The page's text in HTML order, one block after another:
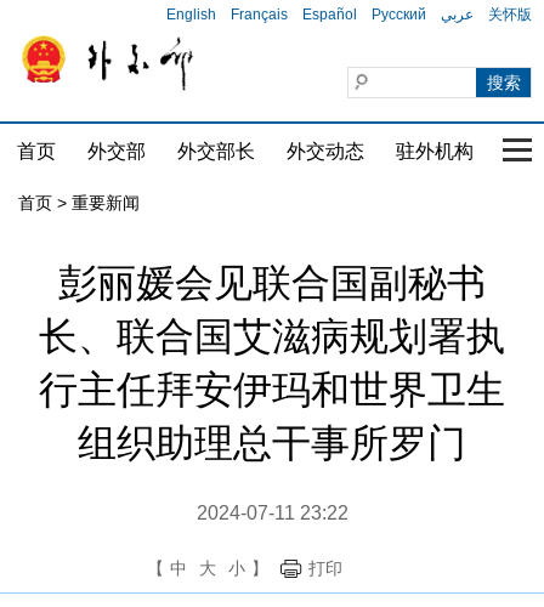
English Français Español Русский عربي 关怀版
首页 外交部 外交部长 外交动态 驻外机构 国
首页 > 重要新闻
彭丽媛会见联合国副秘书
长、联合国艾滋病规划署执
行主任拜安伊玛和世界卫生
组织助理总干事所罗门
2024-07-11 23:22
【 中 大 小 】 打印